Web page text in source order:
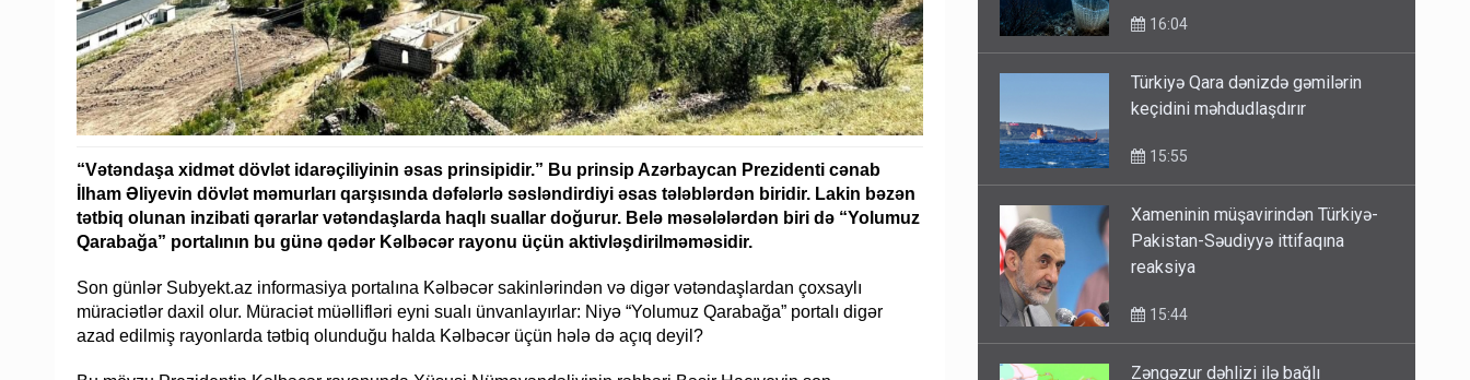
“Vətəndaşa xidmət dövlət idarəçiliyinin əsas prinsipidir.” Bu prinsip Azərbaycan Prezidenti cənab
İlham Əliyevin dövlət məmurları qarşısında dəfələrlə səsləndirdiyi əsas tələblərdən biridir. Lakin bəzən
tətbiq olunan inzibati qərarlar vətəndaşlarda haqlı suallar doğurur. Belə məsələlərdən biri də “Yolumuz
Qarabağa” portalının bu günə qədər Kəlbəcər rayonu üçün aktivləşdirilməməsidir.
Son günlər Subyekt.az informasiya portalına Kəlbəcər sakinlərindən və digər vətəndaşlardan çoxsaylı
müraciətlər daxil olur. Müraciət müəllifləri eyni sualı ünvanlayırlar: Niyə “Yolumuz Qarabağa” portalı digər
azad edilmiş rayonlarda tətbiq olunduğu halda Kəlbəcər üçün hələ də açıq deyil?
Pakistan prezidentindən
Çıxarış almaq üçün...
13:10
16:04
Türkiyə Qara dənizdə gəmilərin
keçidini məhdudlaşdırır
15:55
Xameninin müşavirindən Türkiyə-
Pakistan-Səudiyyə ittifaqına
reaksiya
15:44
Zəngəzur dəhlizi ilə bağlı